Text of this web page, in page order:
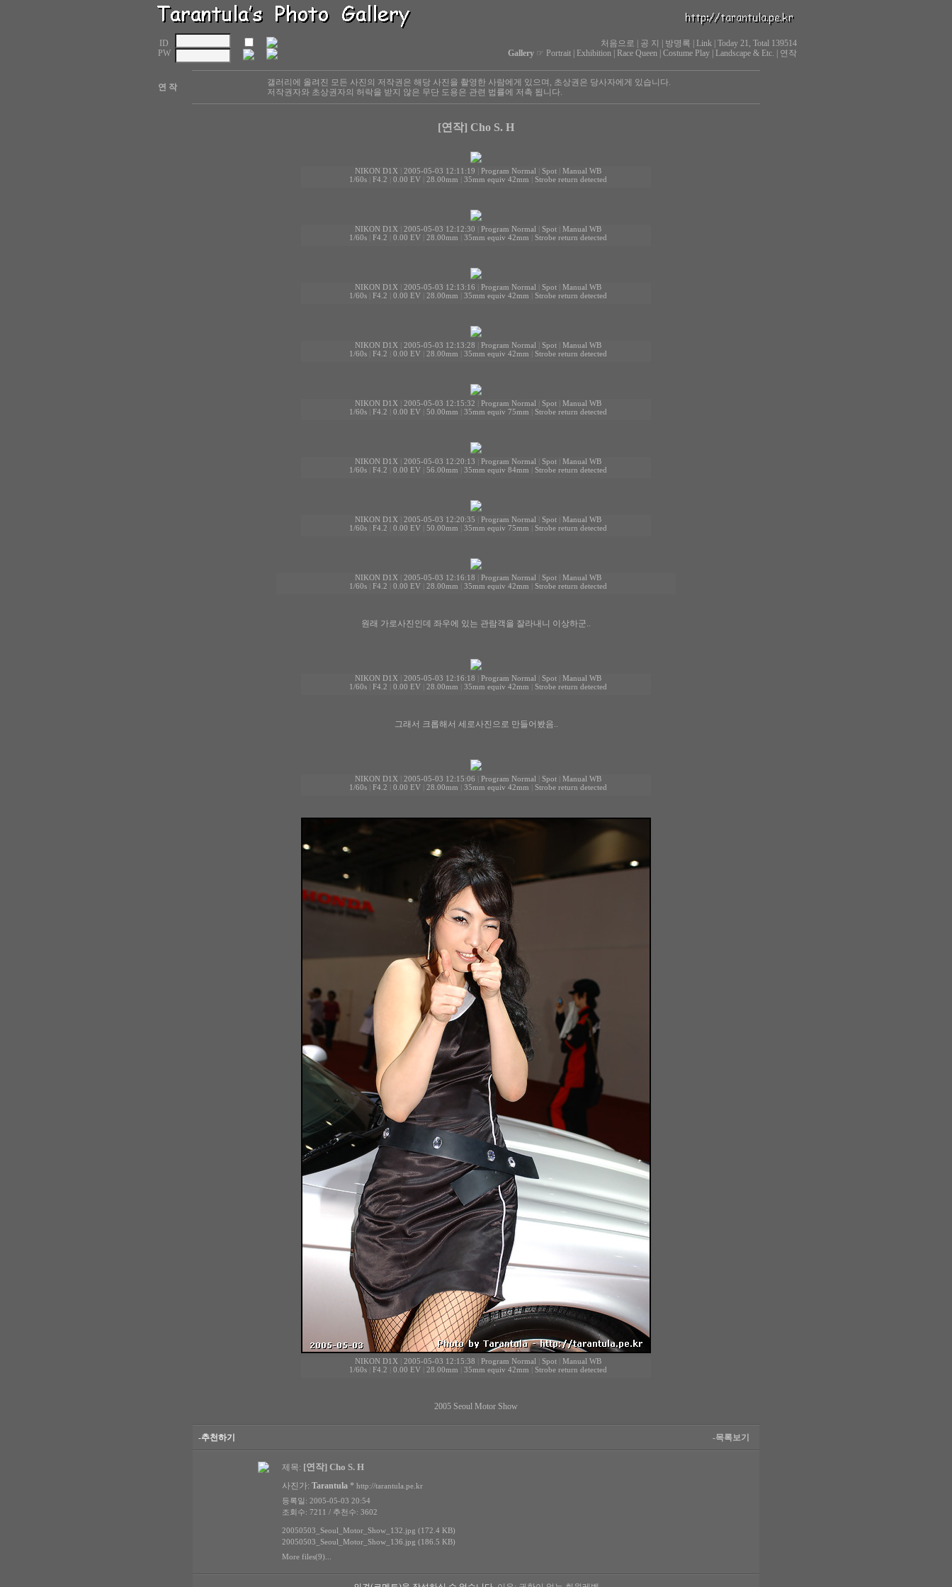
ID
PW
처음으로 공 지 방명록 Link| Today 21, Total 139514
Gallery☞ Portrait| Exhibition| Race Queen| Costume Play| Landscape & Etc. 연작
연 작
갤러리에 올려진 모든 사진의 저작권은 해당 사진을 촬영한 사람에게 있으며, 초상권은 당사자에게 있습니다.
저작권자와 초상권자의 허락을 받지 않은 무단 도용은 관련 법률에 저촉 됩니다.
[연작] Cho S. H
NIKON D1X 2005-05-03 12:11:19 Program Normal Spot| Manual WB
1/60s| F4.2 0.00 EV| 28.00mm 35mm equiv 42mm Strobe return detected
NIKON D1X 2005-05-03 12:12:30 Program Normal Spot| Manual WB
1/60s| F4.2 0.00 EV| 28.00mm 35mm equiv 42mm Strobe return detected
NIKON D1X 2005-05-03 12:13:16 Program Normal Spot| Manual WB
1/60s| F4.2 0.00 EV| 28.00mm 35mm equiv 42mm Strobe return detected
NIKON D1X 2005-05-03 12:13:28 Program Normal Spot| Manual WB
1/60s| F4.2 0.00 EV| 28.00mm 35mm equiv 42mm Strobe return detected
NIKON D1X 2005-05-03 12:15:32 Program Normal Spot| Manual WB
1/60s| F4.2 0.00 EV| 50.00mm 35mm equiv 75mm Strobe return detected
NIKON D1X 2005-05-03 12:20:13 Program Normal Spot| Manual WB
1/60s| F4.2 0.00 EV| 56.00mm 35mm equiv 84mm Strobe return detected
NIKON D1X 2005-05-03 12:20:35 Program Normal Spot| Manual WB
1/60s| F4.2 0.00 EV| 50.00mm 35mm equiv 75mm Strobe return detected
NIKON D1X 2005-05-03 12:16:18 Program Normal Spot| Manual WB
1/60s| F4.2 0.00 EV| 28.00mm 35mm equiv 42mm Strobe return detected
원래 가로사진인데 좌우에 있는 관람객을 잘라내니 이상하군..
NIKON D1X 2005-05-03 12:16:18 Program Normal Spot| Manual WB
1/60s| F4.2 0.00 EV| 28.00mm 35mm equiv 42mm Strobe return detected
그래서 크롭해서 세로사진으로 만들어봤음..
NIKON D1X 2005-05-03 12:15:06 Program Normal Spot| Manual WB
1/60s| F4.2 0.00 EV| 28.00mm 35mm equiv 42mm Strobe return detected
NIKON D1X 2005-05-03 12:15:38 Program Normal Spot| Manual WB
1/60s| F4.2 0.00 EV| 28.00mm 35mm equiv 42mm Strobe return detected
2005 Seoul Motor Show
-추천하기 -목록보기
제목: [연작] Cho S. H
사진가: Tarantula * http://tarantula.pe.kr
등록일: 2005-05-03 20:54
조회수: 7211 / 추천수: 3602
20050503_Seoul_Motor_Show_132.jpg (172.4 KB)
20050503_Seoul_Motor_Show_136.jpg (186.5 KB)
More files(9)...